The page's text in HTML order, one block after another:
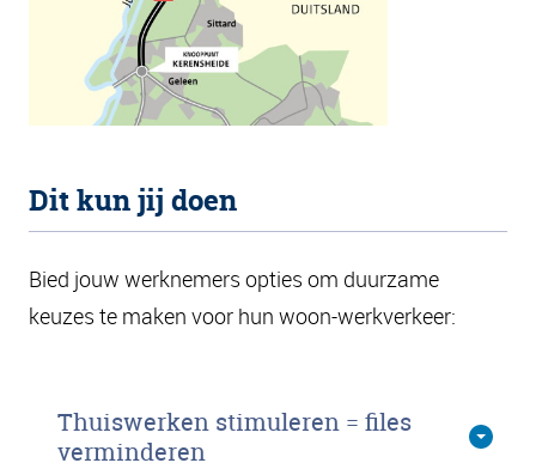
Dit kun jij doen
Bied jouw werknemers opties om duurzame
keuzes te maken voor hun woon-werkverkeer:
Thuiswerken stimuleren = files
verminderen